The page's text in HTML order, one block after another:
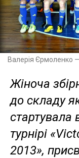
Валерія Єрмоленко
Жіноча
до складу
стартувала
турнірі
2013»,